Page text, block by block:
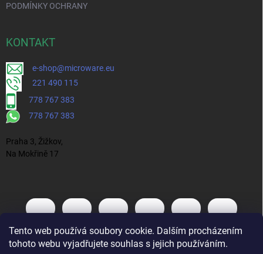
Tento web používá soubory cookie. Dalším procházením
tohoto webu vyjadřujete souhlas s jejich používáním.
PODMÍNKY OCHRANY
KONTAKT
e-shop@microware.eu
221 490 115
778 767 383
778 767 383
Praha 3, Žižkov,
Na Mokřině 17